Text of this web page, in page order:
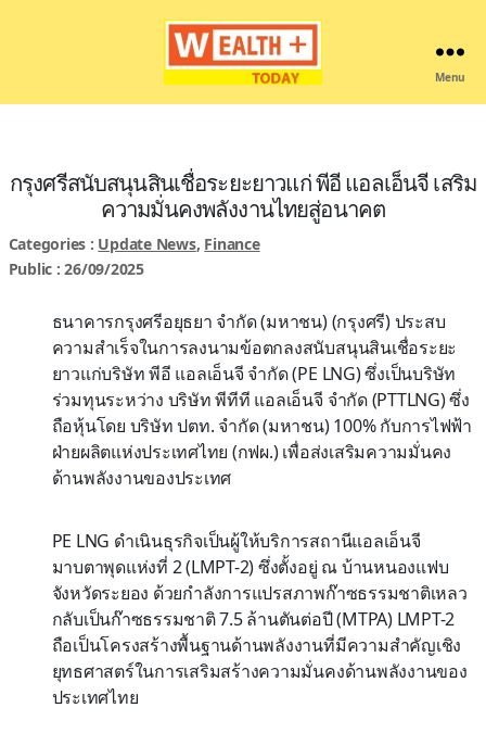
Menu
กรุงศรีสนับสนุนสินเชื่อระยะยาวแก่ พีอี แอลเอ็นจี เสริม
ความมั่นคงพลังงานไทยสู่อนาคต
Categories : Update News, Finance
Public : 26/09/2025
ธนาคารกรุงศรีอยุธยา จำกัด (มหาชน) (กรุงศรี) ประสบ
ความสำเร็จในการลงนามข้อตกลงสนับสนุนสินเชื่อระยะ
ยาวแก่บริษัท พีอี แอลเอ็นจี จำกัด (PE LNG) ซึ่งเป็นบริษัท
ร่วมทุนระหว่าง บริษัท พีทีที แอลเอ็นจี จำกัด (PTTLNG) ซึ่ง
ถือหุ้นโดย บริษัท ปตท. จำกัด (มหาชน) 100% กับการไฟฟ้า
ฝ่ายผลิตแห่งประเทศไทย (กฟผ.) เพื่อส่งเสริมความมั่นคง
ด้านพลังงานของประเทศ
PE LNG ดำเนินธุรกิจเป็นผู้ให้บริการสถานีแอลเอ็นจี
มาบตาพุดแห่งที่ 2 (LMPT-2) ซึ่งตั้งอยู่ ณ บ้านหนองแฟบ
จังหวัดระยอง ด้วยกำลังการแปรสภาพก๊าซธรรมชาติเหลว
กลับเป็นก๊าซธรรมชาติ 7.5 ล้านตันต่อปี (MTPA) LMPT-2
ถือเป็นโครงสร้างพื้นฐานด้านพลังงานที่มีความสำคัญเชิง
ยุทธศาสตร์ในการเสริมสร้างความมั่นคงด้านพลังงานของ
ประเทศไทย